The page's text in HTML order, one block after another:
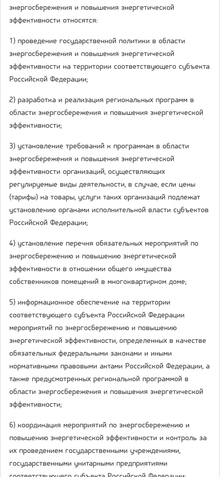
энергосбережения и повышения энергетической
эффективности относятся:
1) проведение государственной политики в области
энергосбережения и повышения энергетической
эффективности на территории соответствующего субъекта
Российской Федерации;
2) разработка и реализация региональных программ в
области энергосбережения и повышения энергетической
эффективности;
3) установление требований к программам в области
энергосбережения и повышения энергетической
эффективности организаций, осуществляющих
регулируемые виды деятельности, в случае, если цены
(тарифы) на товары, услуги таких организаций подлежат
установлению органами исполнительной власти субъектов
Российской Федерации;
4) установление перечня обязательных мероприятий по
энергосбережению и повышению энергетической
эффективности в отношении общего имущества
собственников помещений в многоквартирном доме;
5) информационное обеспечение на территории
соответствующего субъекта Российской Федерации
мероприятий по энергосбережению и повышению
энергетической эффективности, определенных в качестве
обязательных федеральными законами и иными
нормативными правовыми актами Российской Федерации, а
также предусмотренных региональной программой в
области энергосбережения и повышения энергетической
эффективности;
6) координация мероприятий по энергосбережению и
повышению энергетической эффективности и контроль за
их проведением государственными учреждениями,
государственными унитарными предприятиями